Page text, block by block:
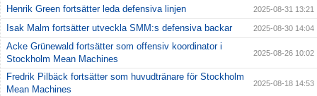
Henrik Green fortsätter leda defensiva linjen 2025-08-31 13:21
Isak Malm fortsätter utveckla SMM:s defensiva backar 2025-08-30 14:04
Acke Grünewald fortsätter som offensiv koordinator i
Stockholm Mean Machines
2025-08-26 10:02
Fredrik Pilbäck fortsätter som huvudtränare för Stockholm
Mean Machines
2025-08-18 14:53